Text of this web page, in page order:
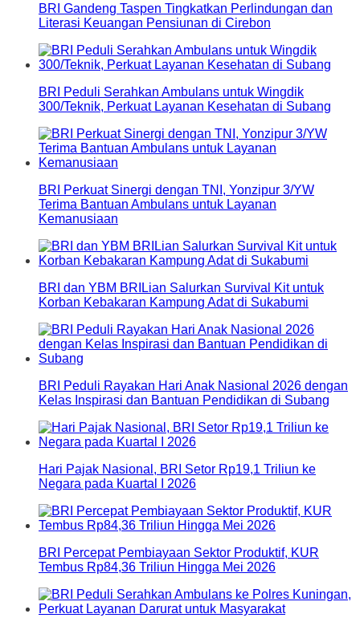
BRI Gandeng Taspen Tingkatkan Perlindungan dan
Literasi Keuangan Pensiunan di Cirebon
BRI Peduli Serahkan Ambulans untuk Wingdik
300/Teknik, Perkuat Layanan Kesehatan di Subang
BRI Perkuat Sinergi dengan TNI, Yonzipur 3/YW
Terima Bantuan Ambulans untuk Layanan
Kemanusiaan
BRI dan YBM BRILian Salurkan Survival Kit untuk
Korban Kebakaran Kampung Adat di Sukabumi
BRI Peduli Rayakan Hari Anak Nasional 2026 dengan
Kelas Inspirasi dan Bantuan Pendidikan di Subang
Hari Pajak Nasional, BRI Setor Rp19,1 Triliun ke
Negara pada Kuartal I 2026
BRI Percepat Pembiayaan Sektor Produktif, KUR
Tembus Rp84,36 Triliun Hingga Mei 2026